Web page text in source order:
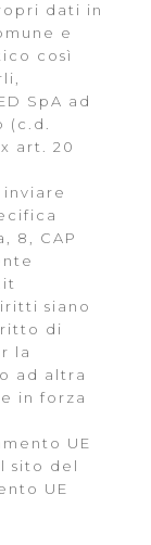
dati in
e
così
SpA ad
art. 20
8, CAP
siano
di
la
ad altra
in forza
UE
sito del
UE